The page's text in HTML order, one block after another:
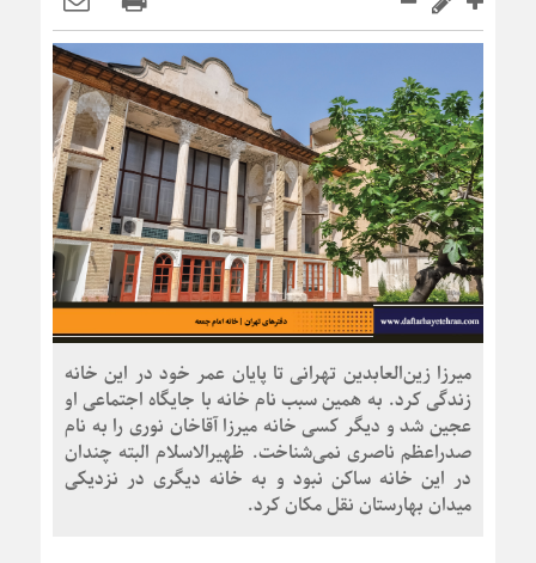
میرزا زین‌العابدین تهرانی تا پایان عمر خود در این خانه
زندگی کرد. به همین سبب نام خانه با جایگاه اجتماعی او
عجین شد و دیگر کسی خانه میرزا آقاخان نوری را به نام
صدراعظم ناصری نمی‌شناخت. ظهیرالاسلام البته چندان
در این خانه ساکن نبود و به خانه دیگری در نزدیکی
میدان بهارستان نقل مکان کرد.